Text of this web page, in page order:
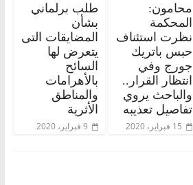
محامون:
المحكمة
نظرت استئناف
حبس باتريك
جورج وفي
انتظار القرار..
والباحث يروي
تفاصيل تعذيبه
15 فبراير، 2020
طلب برلماني
بشأن
المضايقات التى
يتعرض لها
السائح
بالأهرامات
والمناطق
الأثرية
9 فبراير، 2020